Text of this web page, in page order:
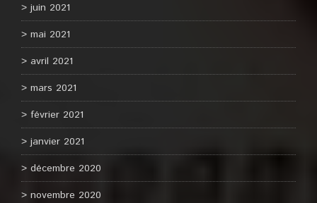
juin 2021
mai 2021
avril 2021
mars 2021
février 2021
janvier 2021
décembre 2020
novembre 2020